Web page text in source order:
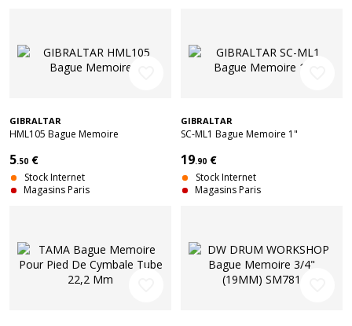
GIBRALTAR
HML105 Bague Memoire
5.50 €
Stock Internet
Magasins Paris
GIBRALTAR
SC-ML1 Bague Memoire 1"
19.90 €
Stock Internet
Magasins Paris